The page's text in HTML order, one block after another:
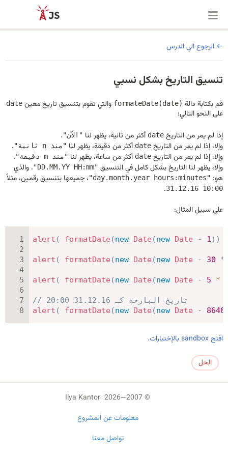
الرجوع الي الدرس
تنسيق التاريخ بشكل نسبي
قم بكتابة دالة formateDate(date) والتي تقوم بتنسيق تاريخ معين date
على النحو التالي:
إذا لم يمر من التاريخ date أكثر من ثانية، يظهر لنا "الآن".
وإلا، إذا لم يمر من التاريخ date أكثر من دقيقة، يظهر لنا "منذ n ثانية"
.
وإلا، إذا لم يمر من التاريخ date أكثر من ساعة، يظهر لنا "منذ m دقيقة"
.
وإلا، يظهر لنا التاريخ بشكل كامل في التنسيق "DD.MM.YY HH:mm". والذي
هو: "day.month.year hours:minutes"، جميعها بتنسيق رقمين، مثلاً
31.12.16 10:00
.
على سبيل المثال:
alert ( formatDate (new Date (new Date - 1) )
alert ( formatDate (new Date (new Date - 30 *
alert ( formatDate (new Date (new Date - 5 *
// تاريخ البارحة كـ 31.12.16 20:00
alert ( formatDate (new Date (new Date -
افتح sandbox بالإختبارات.
الحل
© 2007—2026 Ilya Kantor
معلومات عن المشروع
تواصل معنا